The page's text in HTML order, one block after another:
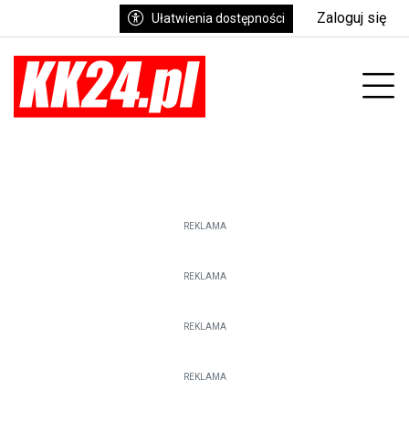
Ułatwienia dostępności Zaloguj się
REKLAMA
REKLAMA
REKLAMA
REKLAMA